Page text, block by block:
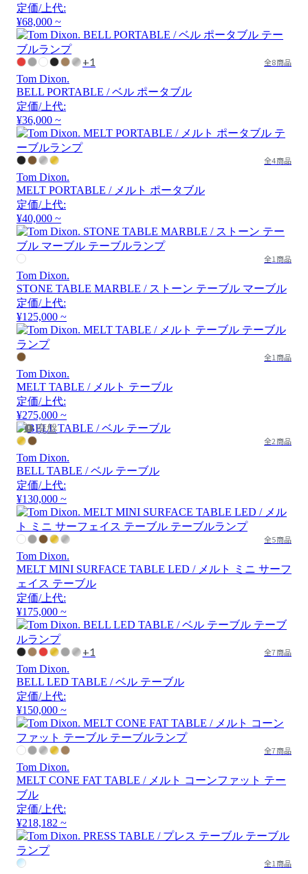
定価/上代:
¥68,000 ~
+1 全8商品
Tom Dixon.
BELL PORTABLE / ベル ポータブル
定価/上代:
¥36,000 ~
全4商品
Tom Dixon.
MELT PORTABLE / メルト ポータブル
定価/上代:
¥40,000 ~
全1商品
Tom Dixon.
STONE TABLE MARBLE / ストーン テーブル マーブル
定価/上代:
¥125,000 ~
全1商品
Tom Dixon.
MELT TABLE / メルト テーブル
定価/上代:
¥275,000 ~
廃盤
全2商品
Tom Dixon.
BELL TABLE / ベル テーブル
定価/上代:
¥130,000 ~
全5商品
Tom Dixon.
MELT MINI SURFACE TABLE LED / メルト ミニ サーフ
ェイス テーブル
定価/上代:
¥175,000 ~
+1 全7商品
Tom Dixon.
BELL LED TABLE / ベル テーブル
定価/上代:
¥150,000 ~
全7商品
Tom Dixon.
MELT CONE FAT TABLE / メルト コーンファット テー
ブル
定価/上代:
¥218,182 ~
全1商品